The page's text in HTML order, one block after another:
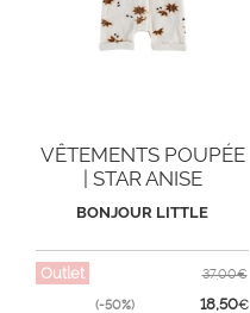
VÊTEMENTS POUPÉE
| STAR ANISE
BONJOUR LITTLE
Outlet
(-50%)
37,00€
18,50€